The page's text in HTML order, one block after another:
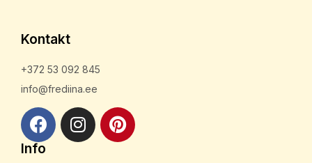
Kontakt
+372 53 092 845
info@frediina.ee
Info